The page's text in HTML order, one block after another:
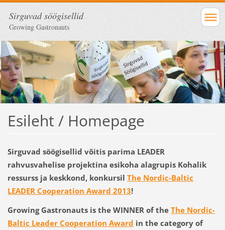
Sirguvad söögisellid
Growing Gastronauts
Esileht / Homepage
Sirguvad söögisellid võitis parima LEADER
rahvusvahelise projektina esikoha alagrupis Kohalik
ressurss ja keskkond, konkursil The Nordic-Baltic
LEADER Cooperation Award 2013!
Growing Gastronauts is the WINNER of the The Nordic-
Baltic Leader Cooperation Award in the category of